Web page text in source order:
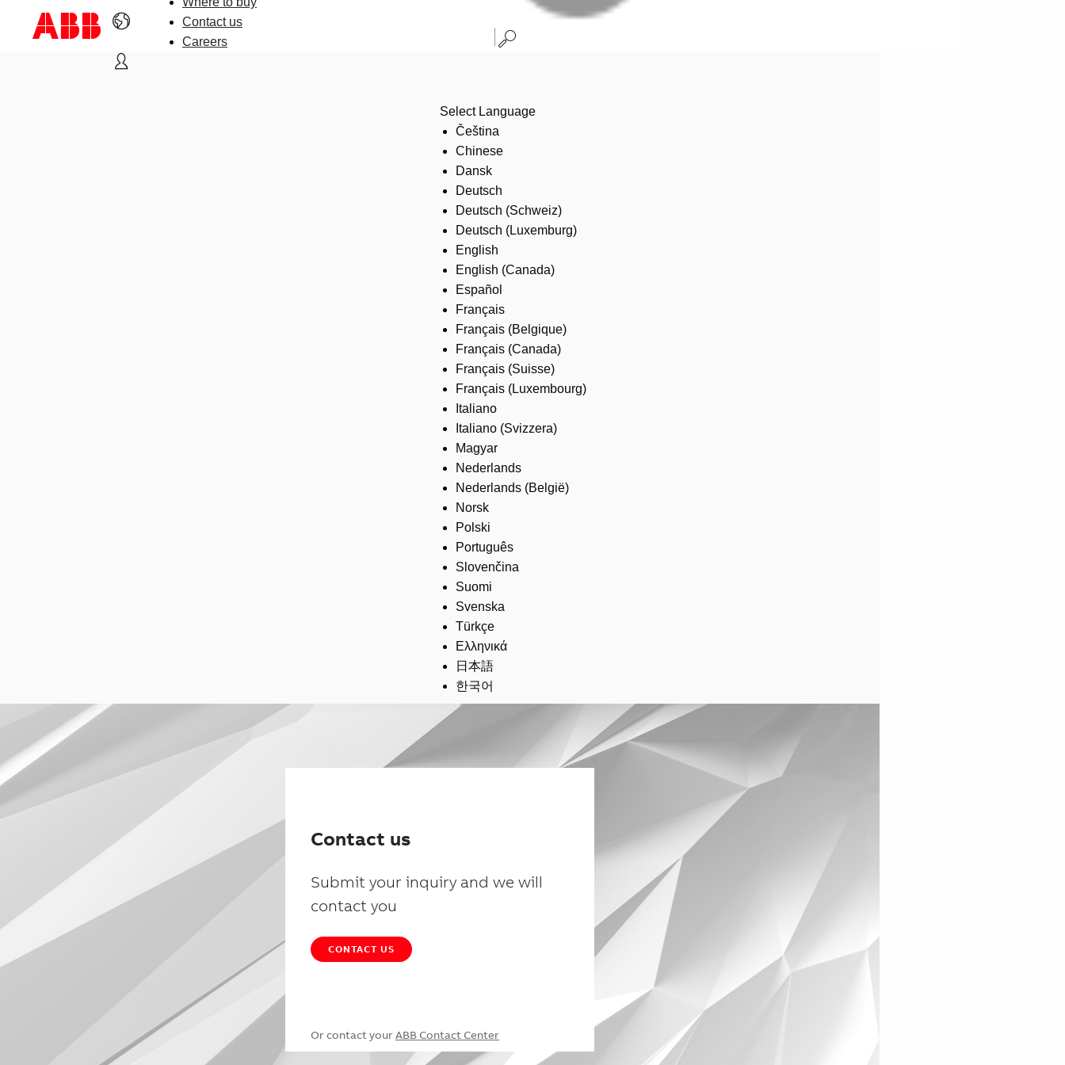
Contact us
Careers
Select Language
Čeština
Chinese
Dansk
Deutsch
Deutsch (Schweiz)
Deutsch (Luxemburg)
English
English (Canada)
Español
Français
Français (Belgique)
Français (Canada)
Français (Suisse)
Français (Luxembourg)
Italiano
Italiano (Svizzera)
Magyar
Nederlands
Nederlands (België)
Norsk
Polski
Português
Slovenčina
Suomi
Svenska
Türkçe
Ελληνικά
日本語
한국어
Contact us
Submit your inquiry and we will
contact you
CONTACT US
Or contact your ABB Contact Center